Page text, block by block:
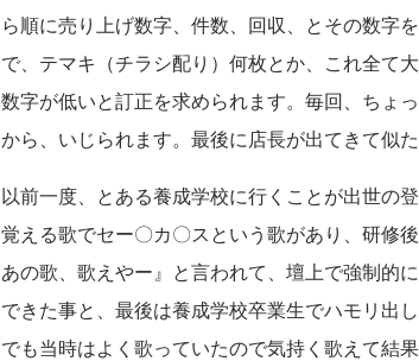
ら順に売り上げ数字、件数、回収、とその数字
で、テマキ（チラシ配り）何枚とか、これ全て
数字が低いと訂正を求められます。毎回、ちょ
から、いじられます。最後に店長が出てきて似
以前一度、とある養成学校に行くことが出世の
覚える歌でセー〇カ〇スという歌があり、研修
あの歌、歌えやー』と言われて、壇上で強制的
できた事と、最後は養成学校卒業生でハモリ出
でも当時はよく歌っていたので気持く歌えて結